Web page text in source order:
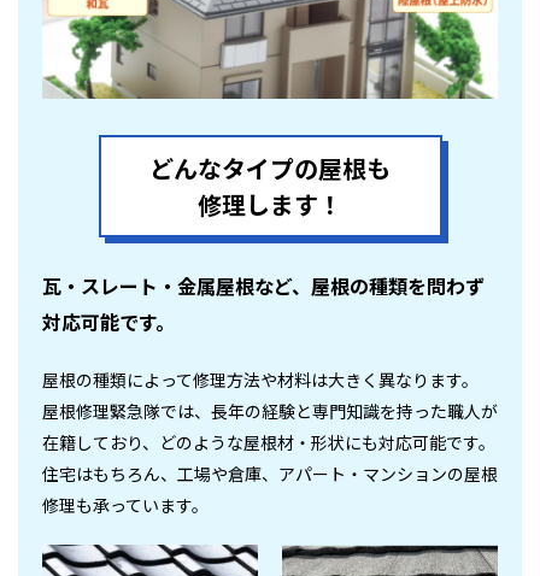
どんなタイプの屋根も
修理します！
瓦・スレート・金属屋根など、屋根の種類を問わず
対応可能です。
屋根の種類によって修理方法や材料は大きく異なります。
屋根修理緊急隊では、長年の経験と専門知識を持った職人が
在籍しており、どのような屋根材・形状にも対応可能です。
住宅はもちろん、工場や倉庫、アパート・マンションの屋根
修理も承っています。